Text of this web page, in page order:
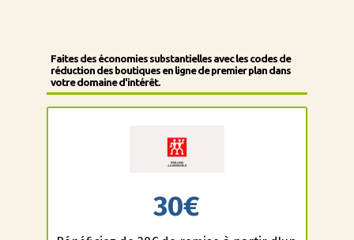
Faites des économies substantielles avec les codes de
réduction des boutiques en ligne de premier plan dans
votre domaine d'intérêt.
30€